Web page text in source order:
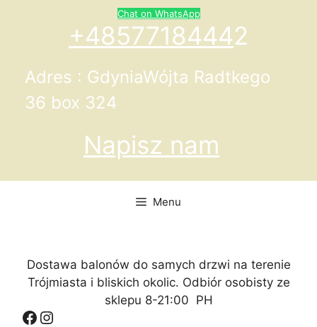
Chat on WhatsApp
+48577184442
Adres : GdyniaWójta Radtkego
36 box 324
Napisz nam
Menu
Dostawa balonów do samych drzwi na terenie
Trójmiasta i bliskich okolic. Odbiór osobisty ze
sklepu 8-21:00 PH
Facebook
Instagram